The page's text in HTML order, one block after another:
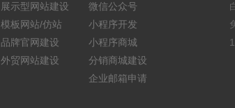
展示型网站建设
模板网站/仿站
品牌官网建设
外贸网站建设
微信公众号
小程序开发
小程序商城
分销商城建设
企业邮箱申请